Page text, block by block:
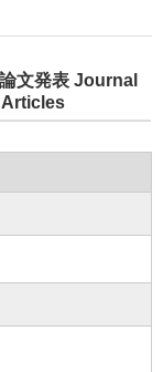
文発表 Journal
Articles